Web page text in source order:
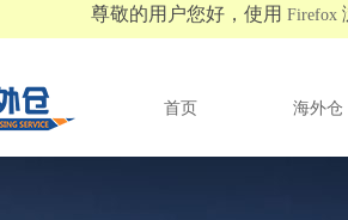
尊敬的用户您好，使用 Firefox
首页 海外仓